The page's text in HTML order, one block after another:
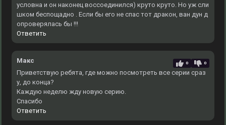
условна и он наконец воссоединился) круто круто. Но уж сли
шком беспощадно . Если бы его не спас тот дракон, ван дун д
опроверялась бы !!!
Ответить
Макс 0 0
Приветствую ребята, где можно посмотреть все серии сраз
у, до конца?
Каждую неделю жду новую серию.
Спасибо
Ответить